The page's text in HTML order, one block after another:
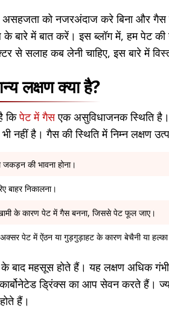
असहजता को नजरअंदाज करे बिना और गैस
बारे में बात करें। इस ब्लॉग में, हम पेट
से सलाह कब लेनी चाहिए, इस बारे में
लक्षण क्या है?
किपेट में गैसएक असुविधाजनक स्थिति
नहीं है। गैस की स्थिति में निम्न लक्षण
जकड़न की भावना होना।
बाहर निकालना।
के कारण पेट में गैस बनना, जिससे पेट फूल जाए।
अक्सर पेट में ऐंठन या गुड़गुड़ाहट के कारण बेचैनी या हल्का
बाद महसूस होते हैं। यह लक्षण अधिक
ड्रिंक्स का आप सेवन करते हैं।
हैं।